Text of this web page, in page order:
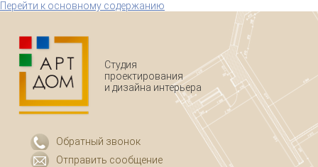
Перейти к основному содержанию
Студия
проектирования
и дизайна интерьера
Обратный звонок
Отправить сообщение